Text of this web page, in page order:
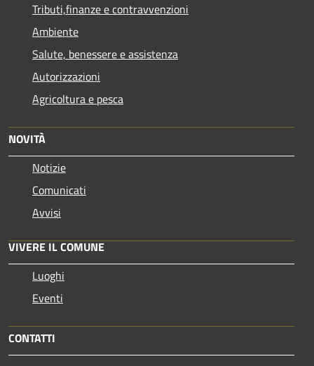
Tributi,finanze e contravvenzioni
Ambiente
Salute, benessere e assistenza
Autorizzazioni
Agricoltura e pesca
NOVITÀ
Notizie
Comunicati
Avvisi
VIVERE IL COMUNE
Luoghi
Eventi
CONTATTI